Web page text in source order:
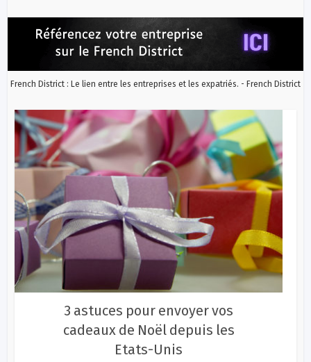
French District : Le lien entre les entreprises et les expatriés. - French District
3 astuces pour envoyer vos
cadeaux de Noël depuis les
Etats-Unis